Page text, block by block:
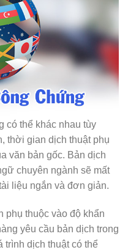
có thể khác nhau tùy
thời gian dịch thuật phụ
văn bản gốc. Bản dịch
chuyên ngành sẽ mất
liệu ngắn và đơn giản.
phụ thuộc vào độ khẩn
yêu cầu bản dịch trong
trình dịch thuật có thể